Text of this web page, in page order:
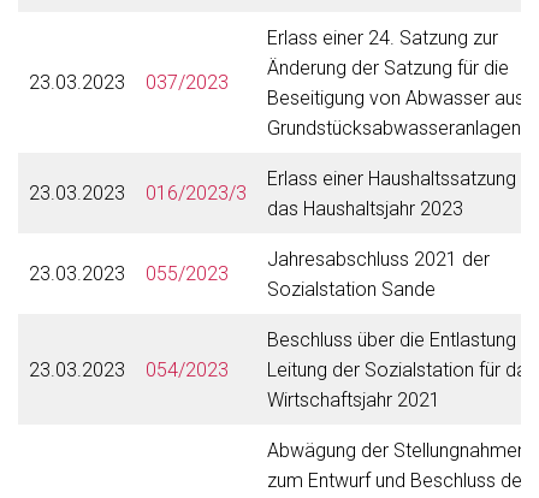
23.03.2023 037/2023
Erlass einer 24. Satzung zur
Änderung der Satzung für die
Beseitigung von Abwasser aus
Grundstücksabwasseranlagen
23.03.2023 016/2023/3
Erlass einer Haushaltssatzung
das Haushaltsjahr 2023
23.03.2023 055/2023
Jahresabschluss 2021 der
Sozialstation Sande
23.03.2023 054/2023
Beschluss über die Entlastung
Leitung der Sozialstation für das
Wirtschaftsjahr 2021
Abwägung der Stellungnahmen
zum Entwurf und Beschluss der